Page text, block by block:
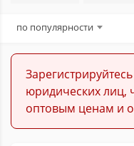
Метательные
по популярности
юридических лиц,
оптовым ценам и